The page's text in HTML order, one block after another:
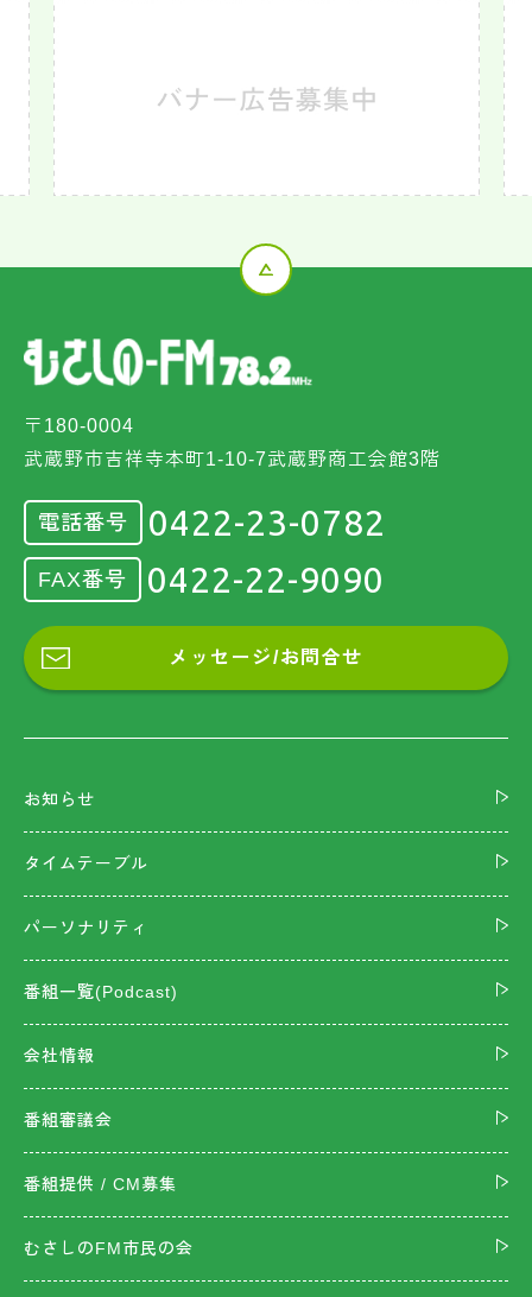
〒180-0004
武蔵野市吉祥寺本町1-10-7武蔵野商工会館3階
電話番号 0422-23-0782
FAX番号 0422-22-9090
メッセージ/お問合せ
お知らせ
タイムテーブル
パーソナリティ
番組一覧(Podcast)
会社情報
番組審議会
番組提供 / CM募集
むさしのFM市民の会